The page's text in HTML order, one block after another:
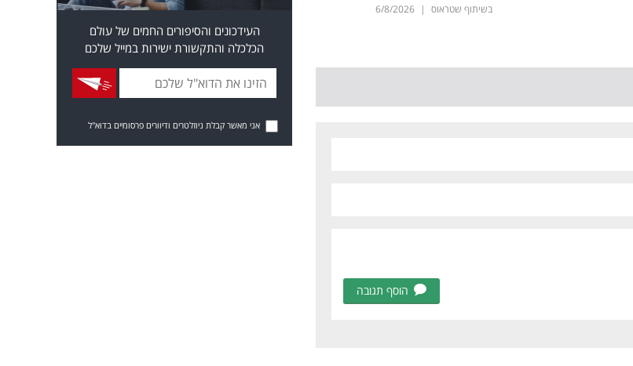
בשיתוף שטראוס |
6/8/2026
הוסף תגובה
העידכונים והסיפורים החמים של עולם
הכלכלה והתקשורת ישירות במייל שלכם
אני מאשר קבלת ניוזלטרים ודיוורים פרסומיים בדוא"ל